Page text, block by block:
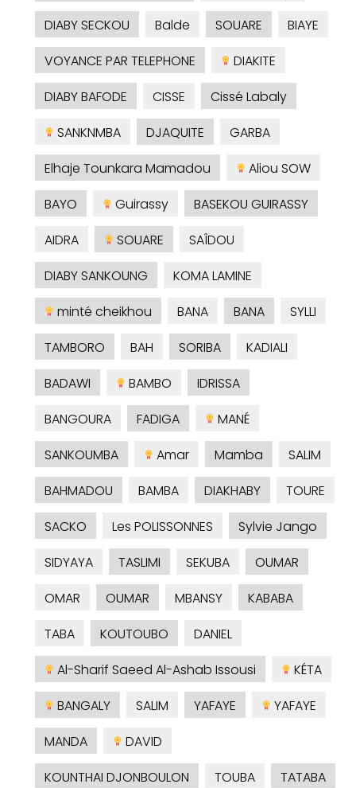
DIABY SECKOU
Balde SOUARE
BIAYE
VOYANCE PAR TELEPHONE
DIAKITE
DIABY BAFODE
CISSE
Cissé Labaly
SANKNMBA
DJAQUITE
GARBA
Elhaje Tounkara Mamadou
Aliou SOW
BAYO
Guirassy
BASEKOU GUIRASSY
AIDRA
SOUARE
SAÎDOU
DIABY SANKOUNG
KOMA LAMINE
minté cheikhou
BANA BANA
SYLLI
TAMBORO
BAH SORIBA
KADIALI
BADAWI
BAMBO
IDRISSA
BANGOURA
FADIGA
MANÉ
SANKOUMBA
Amar Mamba
SALIM
BAHMADOU
BAMBA DIAKHABY
TOURE
SACKO
Les POLISSONNES
Sylvie Jango
SIDYAYA
TASLIMI SEKUBA
OUMAR
OMAR
OUMAR MBANSY
KABABA
TABA
KOUTOUBO
DANIEL
Al-Sharif Saeed Al-Ashab Issousi
KÉTA
BANGALY
SALIM YAFAYE
YAFAYE
MANDA
DAVID
KOUNTHAI DJONBOULON
TOUBA
TATABA